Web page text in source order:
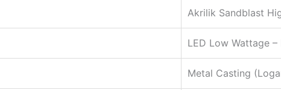
Akrilik Sandblast
LED Low Wattage –
Metal Casting